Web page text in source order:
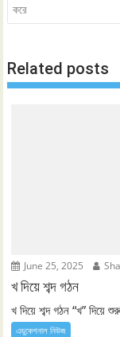
করে
Related posts
June 25, 2025
খ দিয়ে শব্দ গঠন
খ দিয়ে শব্দ গঠন “খ” দিয়ে
এডুকেশনাল নিউজ